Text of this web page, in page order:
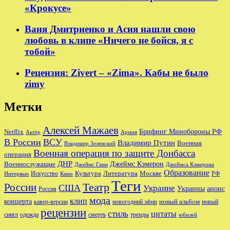
«Крокусе»
Ваня Дмитриенко и Асия нашли свою
любовь в клипе «Ничего не бойся, я с
тобой»
Рецензия: Zivert – «Zima». Кабы не было
zimy
Метки
Netflix Актёр Алексей Мажаев Армия Брифинг Минобороны РФ
В России ВСУ Владимир Зеленский Владимир Путин Военная
операция Военная операция по защите Донбасса
Военнослужащие ДНР Джеймс Ганн Джеймс Кэмерон Джеймса Кэмерона
Интервью Искусство Кино Культура Литература Москве Образование РФ
России Россия США ТеатрТеги Украине Украины анонс
концерта кавер-версии клип мода новогодний эфир новый альбом новый
сингл одежда рецензии смерть стиль тренды цитаты юбилей